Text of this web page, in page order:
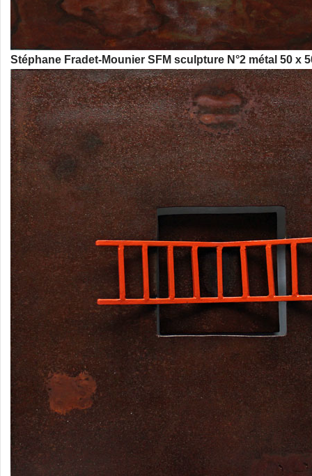
Stéphane Fradet-Mounier SFM sculpture N°2 métal 50 x